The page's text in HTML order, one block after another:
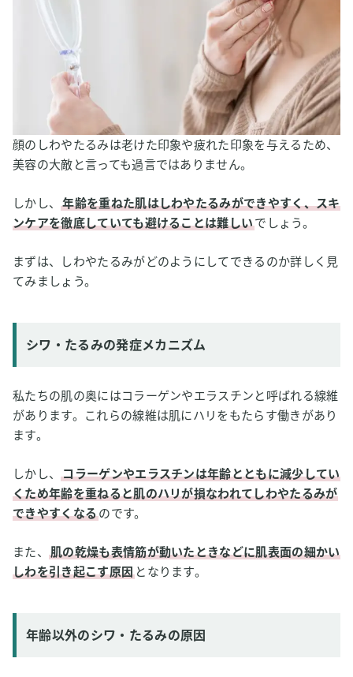
水素吸入がシワやたるみの予防と改善に役立つ？
水素吸入は肌の弾力をアップさせる？
水素水でしわを改善する？
【私はこう考える】水素吸入とシワ・たるみ
顔のしわやたるみは老けた印象や疲れた印象を与えるため、
美容の大敵と言っても過言ではありません。
しかし、年齢を重ねた肌はしわやたるみができやすく、スキ
ンケアを徹底していても避けることは難しいでしょう。
まずは、しわやたるみがどのようにしてできるのか詳しく見
てみましょう。
シワ・たるみの発症メカニズム
私たちの肌の奥にはコラーゲンやエラスチンと呼ばれる線維
があります。これらの線維は肌にハリをもたらす働きがあり
ます。
しかし、コラーゲンやエラスチンは年齢とともに減少してい
くため年齢を重ねると肌のハリが損なわれてしわやたるみが
できやすくなるのです。
また、
肌の乾燥も表情筋が動いたときなどに肌表面の細かい
しわを引き起こす原因 となります。
年齢以外のシワ・たるみの原因